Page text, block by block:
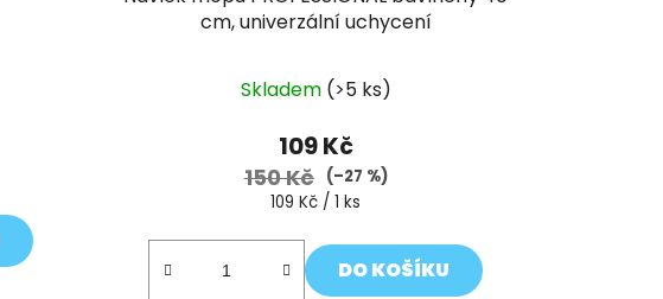
cm, univerzální uchycení
Skladem (>5 ks)
109 Kč
150 Kč (–27 %)
Měrná
109 Kč / 1 ks
DO KOŠÍKU